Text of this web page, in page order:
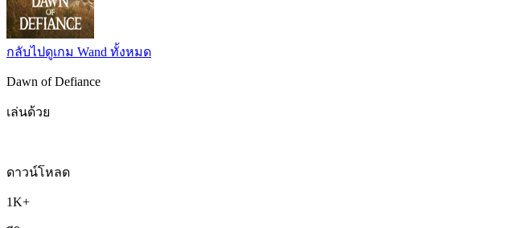
กลับไปดูเกม Wand ทั้งหมด
Dawn of Defiance
เล่นด้วย
ดาวน์โหลด
1K+